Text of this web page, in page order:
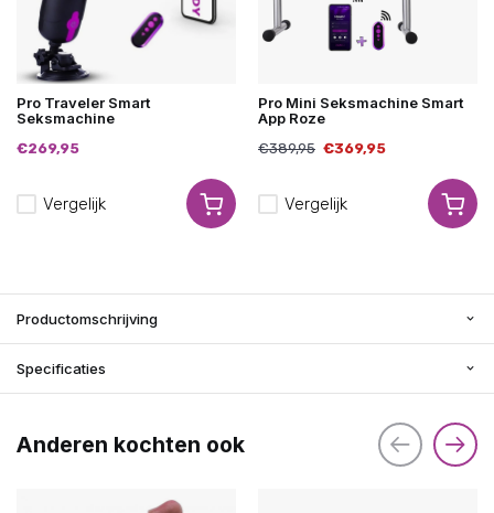
Pro Traveler Smart
Seksmachine
€269,95
Vergelijk
Pro Mini Seksmachine Smart
App Roze
€389,95 €369,95
Vergelijk
Productomschrijving
Specificaties
Anderen kochten ook